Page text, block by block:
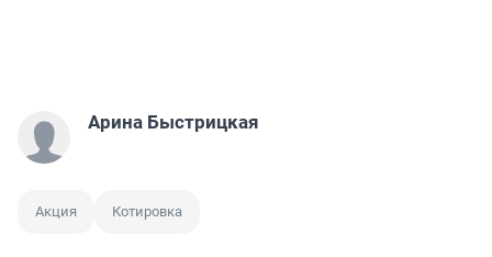
Арина Быстрицкая
Акция Котировка